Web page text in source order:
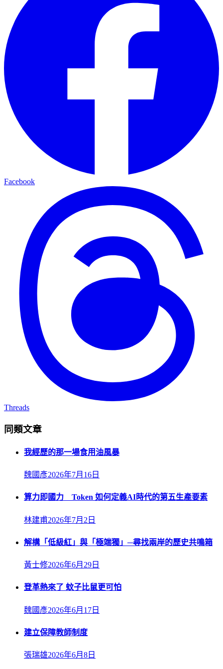
Facebook
Threads
同類文章
我經歷的那一場食用油風暴
魏國彥2026年7月16日
算力即國力 Token 如何定義AI時代的第五生產要素
林建甫2026年7月2日
解構「低級紅」與「極端獨」─尋找兩岸的歷史共鳴箱
黃士修2026年6月29日
登革熱來了 蚊子比鼠更可怕
魏國彥2026年6月17日
建立保障教師制度
張瑞雄2026年6月8日